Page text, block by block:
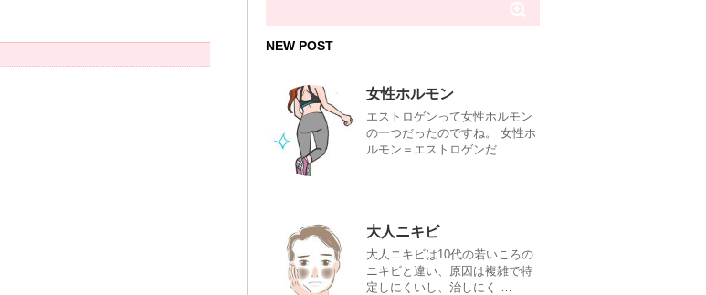
NEW POST
女性ホルモン
エストロゲンって女性ホルモン
の一つだったのですね。 女性ホ
ルモン＝エストロゲンだ …
大人ニキビ
大人ニキビは10代の若いころの
ニキビと違い、原因は複雑で特
定しにくいし、治しにく …